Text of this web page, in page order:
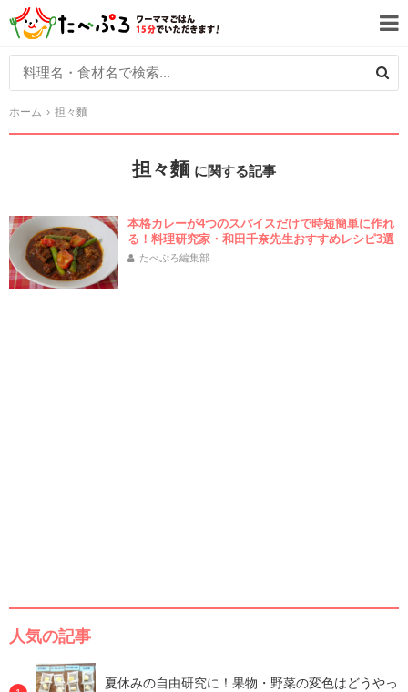
ホーム 担々麵
担々麵 に関する記事
本格カレーが4つのスパイスだけで時短簡単に作れ
る！料理研究家・和田千奈先生おすすめレシピ3選
たべぷろ編集部
人気の記事
夏休みの自由研究に！果物・野菜の変色はどうやっ